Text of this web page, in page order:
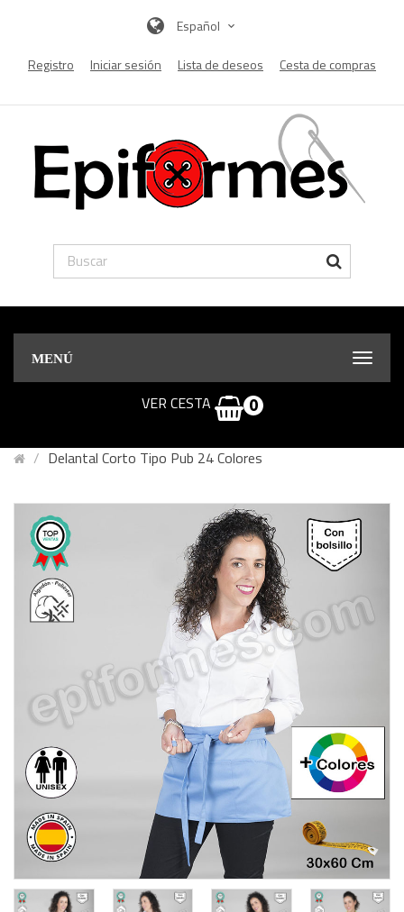
Español
Registro Iniciar sesión Lista de deseos Cesta de compras
MENÚ
VER CESTA 0
Delantal Corto Tipo Pub 24 Colores